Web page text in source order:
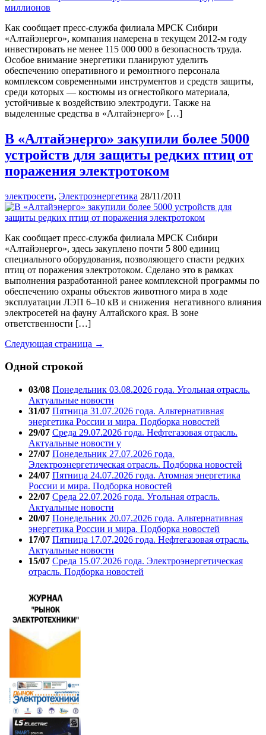
Как сообщает пресс-служба филиала МРСК Сибири
«Алтайэнерго», компания намерена в текущем 2012-м году
инвестировать не менее 115 000 000 в безопасность труда.
Особое внимание энергетики планируют уделить
обеспечению оперативного и ремонтного персонала
комплексом современными инструментов и средств защиты,
среди которых — костюмы из огнестойкого материала,
устойчивые к воздействию электродуги. Также на
выделенные средства в «Алтайэнерго» […]
В «Алтайэнерго» закупили более 5000
устройств для защиты редких птиц от
поражения электротоком
электросети, Электроэнергетика 28/11/2011
Как сообщает пресс-служба филиала МРСК Сибири
«Алтайэнерго», здесь закуплено почти 5 800 единиц
специального оборудования, позволяющего спасти редких
птиц от поражения электротоком. Сделано это в рамках
выполнения разработанной ранее комплексной программы по
обеспечению охраны объектов животного мира в ходе
эксплуатации ЛЭП 6–10 кВ и снижения негативного влияния
электросетей на фауну Алтайского края. В зоне
ответственности […]
Следующая страница →
Одной строкой
03/08 Понедельник 03.08.2026 года. Угольная отрасль.
Актуальные новости
31/07 Пятница 31.07.2026 года. Альтернативная
энергетика России и мира. Подборка новостей
29/07 Среда 29.07.2026 года. Нефтегазовая отрасль.
Актуальные новости у
27/07 Понедельник 27.07.2026 года.
Электроэнергетическая отрасль. Подборка новостей
24/07 Пятница 24.07.2026 года. Атомная энергетика
России и мира. Подборка новостей
22/07 Среда 22.07.2026 года. Угольная отрасль.
Актуальные новости
20/07 Понедельник 20.07.2026 года. Альтернативная
энергетика России и мира. Подборка новостей
17/07 Пятница 17.07.2026 года. Нефтегазовая отрасль.
Актуальные новости
15/07 Среда 15.07.2026 года. Электроэнергетическая
отрасль. Подборка новостей